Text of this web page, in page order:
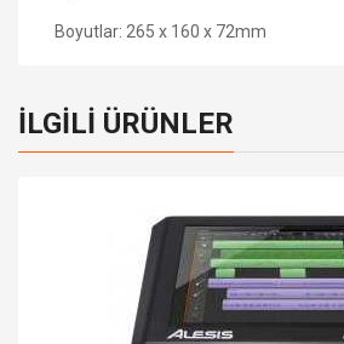
Boyutlar: 265 x 160 x 72mm
İLGILI ÜRÜNLER